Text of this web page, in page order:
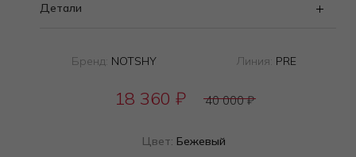
Детали
Бренд: NOTSHY Линия: PRE
18 360 ₽ 40 000₽
Цвет: Бежевый